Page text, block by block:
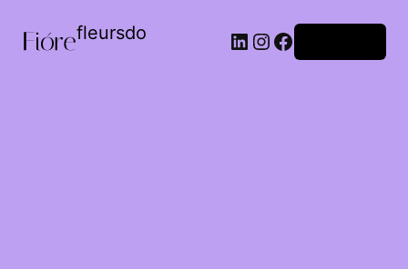
fleursdo